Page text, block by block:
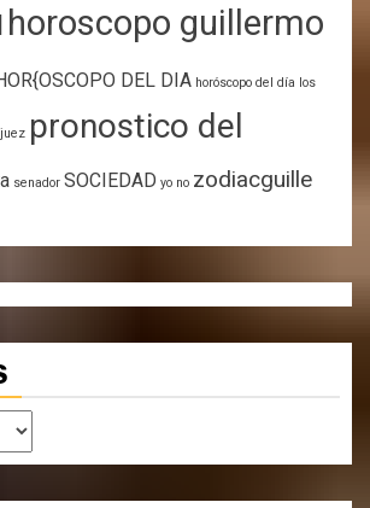
horoscopo guillermo
DEL DIA horóscopo del día los
pronostico del
senador SOCIEDAD yo no zodiacguille